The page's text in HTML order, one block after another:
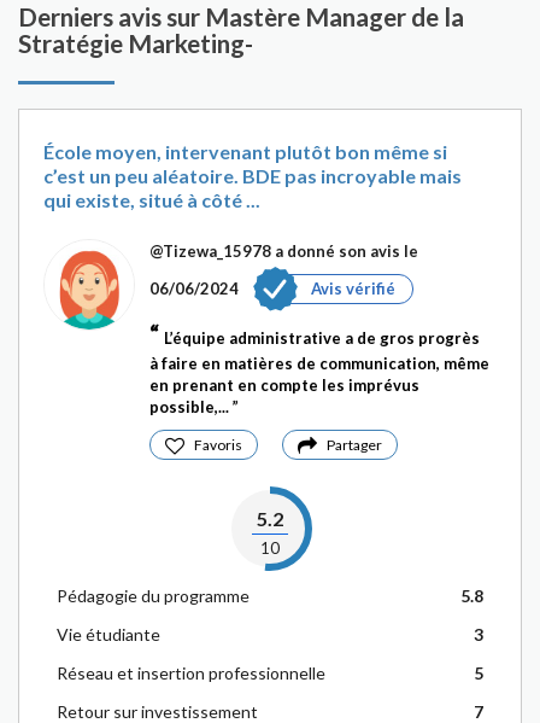
Derniers avis sur Mastère Manager de la
Stratégie Marketing-
École moyen, intervenant plutôt bon même si
c’est un peu aléatoire. BDE pas incroyable mais
qui existe, situé à côté ...
@Tizewa_15978 a donné son avis le
06/06/2024
Avis vérifié
L’équipe administrative a de gros progrès
à faire en matières de communication, même
en prenant en compte les imprévus
possible,...
Favoris Partager
5.2
10
Pédagogie du programme
5.8
Vie étudiante
3
Réseau et insertion professionnelle
5
Retour sur investissement
7